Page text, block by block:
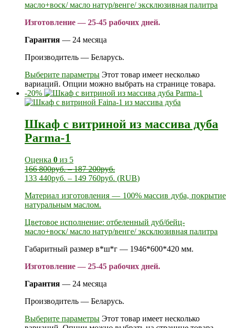
масло+воск/ масло натур/венге/ эксклюзивная палитра
Изготовление — 25-45 рабочих дней.
Гарантия — 24 месяца
Производитель — Беларусь.
Выберите параметры Этот товар имеет несколько
вариаций. Опции можно выбрать на странице товара.
-20%
Шкаф с витриной из массива дуба
Parma-1
Оценка 0 из 5
166 800руб.–187 200руб.
133 440руб. – 149 760руб. (RUB)
Материал изготовления — 100% массив дуба, покрытие
натуральным маслом.
Цветовое исполнение: отбеленный дуб/бейц-
масло+воск/ масло натур/венге/ эксклюзивная палитра
Габаритный размер в*ш*г — 1946*600*420 мм.
Изготовление — 25-45 рабочих дней.
Гарантия — 24 месяца
Производитель — Беларусь.
Выберите параметры Этот товар имеет несколько